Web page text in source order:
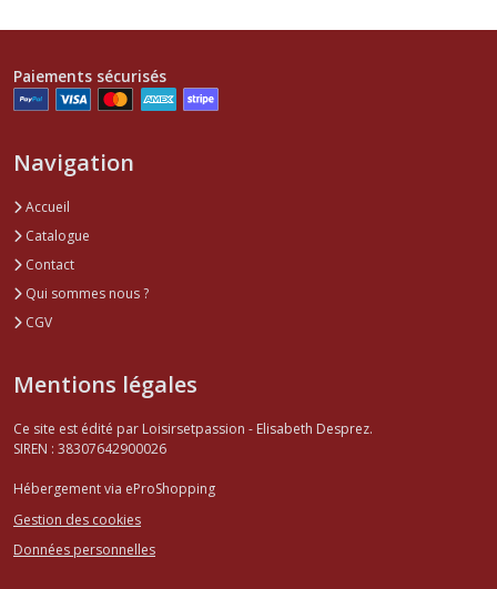
Paiements sécurisés
Navigation
Accueil
Catalogue
Contact
Qui sommes nous ?
CGV
Mentions légales
Ce site est édité par Loisirsetpassion - Elisabeth Desprez.
SIREN : 38307642900026
Hébergement via eProShopping
Gestion des cookies
Données personnelles